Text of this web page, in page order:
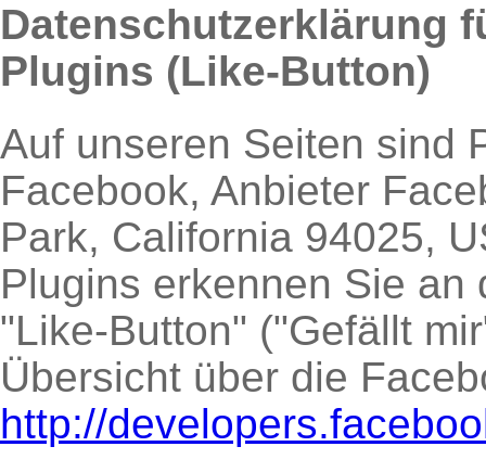
Datenschutzerklärung
Plugins (Like-Button)
Auf unseren Seiten sind
Facebook, Anbieter
Park, California 94025,
Plugins erkennen Sie
"Like-Button" ("Gefällt
Übersicht über die
http://